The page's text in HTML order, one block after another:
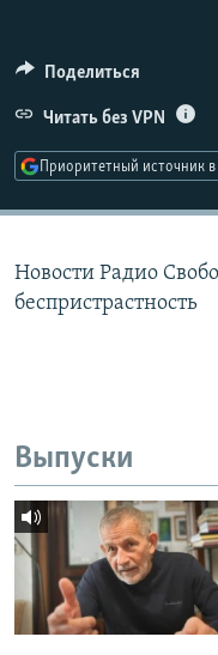
ПОДПИШИТЕСЬ НА
СОЦИАЛЬНЫЕ СЕТИ
Поделиться
Читать без VPN
Приоритетный источник
Новости Радио
беспристрастность
Выпуски